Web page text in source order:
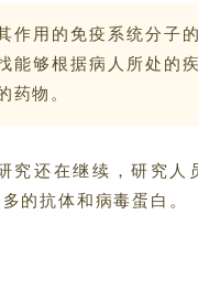
作用的免疫系统分子
能够根据病人所处的
药物。
究还在继续，研究人
的抗体和病毒蛋白。